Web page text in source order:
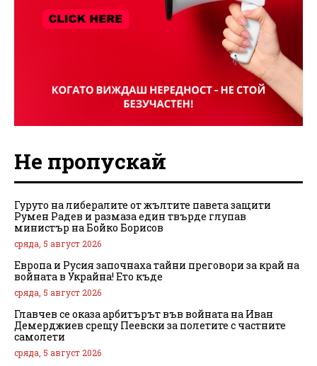
Не пропускай
Гуруто на либералите от жълтите павета защити
Румен Радев и размаза един твърде глупав
министър на Бойко Борисов
сряда, 5 август 2026
Европа и Русия започнаха тайни преговори за край на
войната в Украйна! Ето къде
сряда, 5 август 2026
Главчев се оказа арбитърът във войната на Иван
Демерджиев срещу Пеевски за полетите с частните
самолети
сряда, 5 август 2026